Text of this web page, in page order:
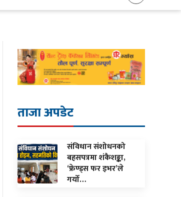
ताजा अपडेट
संविधान संशोधनको
बहसपत्रमा शंकैशङ्का,
‘फ्रेण्ड्स फर इभर’ले
गर्यो…